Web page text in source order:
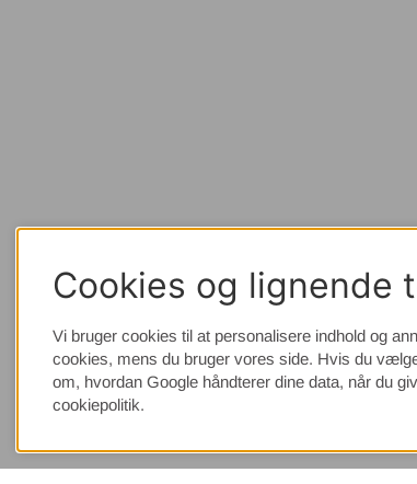
Cookies og lignende
Vi bruger cookies til at personalisere indhold og
cookies, mens du bruger vores side. Hvis du
om, hvordan Google håndterer dine data, når du
cookiepolitik.